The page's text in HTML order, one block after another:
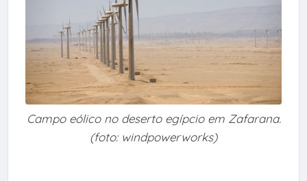
Campo eólico no deserto egípcio em Zafarana.
(foto: windpowerworks)